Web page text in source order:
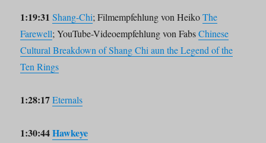
1:19:31 Shang-Chi; Filmempfehlung von HeikoThe
Farewell; YouTube-Videoempfehlung von FabsChinese
Cultural Breakdown of Shang Chi aun the Legend of the
Ten Rings
1:28:17 Eternals
1:30:44Hawkeye